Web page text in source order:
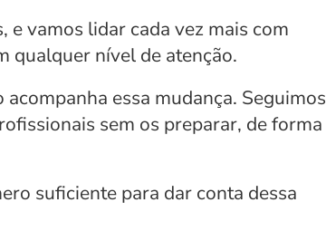
e vamos lidar cada vez mais com
qualquer nível de atenção.
essa mudança. Seguimos
sem os preparar, de forma
suficiente para dar conta dessa